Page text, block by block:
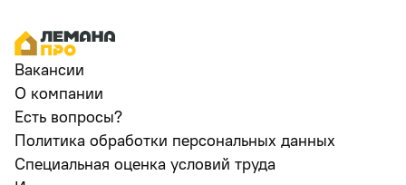
Вакансии
О компании
Есть вопросы?
Политика обработки персональных данных
Специальная оценка условий труда